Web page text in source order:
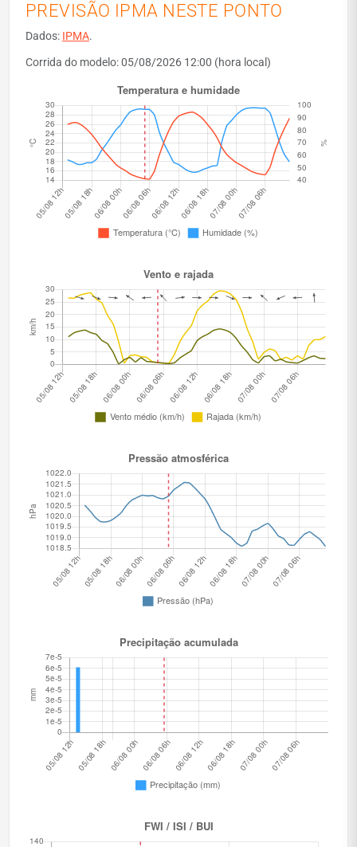
PREVISÃO IPMA NESTE PONTO
Dados: IPMA.
Corrida do modelo: 05/08/2026 12:00 (hora local)